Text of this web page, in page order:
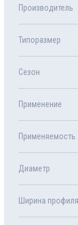
Производитель
Типоразмер
Сезон
Применение
Применяемость
Диаметр
Ширина профиля